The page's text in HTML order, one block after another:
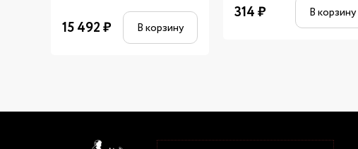
15 492₽ В корзину
314₽ В корзину